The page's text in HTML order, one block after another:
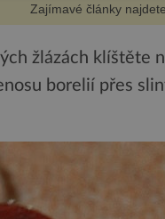
Zajímavé články
žlázách klíštěte
borelií přes